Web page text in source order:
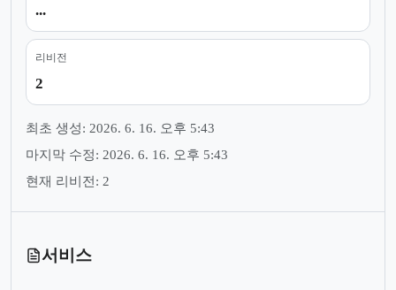
...
리비전
2
최초 생성: 2026. 6. 16. 오후 5:43
마지막 수정: 2026. 6. 16. 오후 5:43
현재 리비전: 2
서비스